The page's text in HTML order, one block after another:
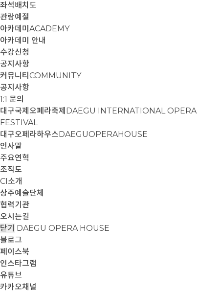
좌석배치도
관람예절
아카데미 ACADEMY
아카데미 안내
수강신청
공지사항
커뮤니티 COMMUNITY
공지사항
1:1 문의
대구국제오페라축제 DAEGU INTERNATIONAL OPERA
FESTIVAL
대구오페라하우스DAEGUOPERAHOUSE
인사말
주요연혁
조직도
CI소개
상주예술단체
협력기관
오시는길
닫기 DAEGU OPERA HOUSE
블로그
페이스북
인스타그램
유튜브
카카오채널